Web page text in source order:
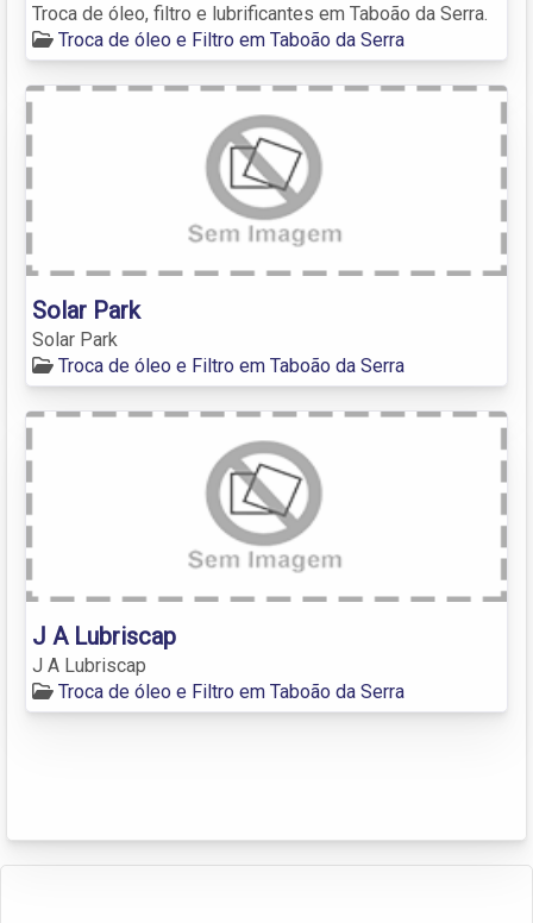
Troca de óleo, filtro e lubrificantes em Taboão da Serra.
Troca de óleo e Filtro em Taboão da Serra
Solar Park
Solar Park
Troca de óleo e Filtro em Taboão da Serra
J A Lubriscap
J A Lubriscap
Troca de óleo e Filtro em Taboão da Serra